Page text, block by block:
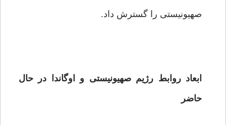
صهیونیستی را گسترش داد.
ابعاد روابط رژیم صهیونیستی و اوگاندا در حال
حاضر